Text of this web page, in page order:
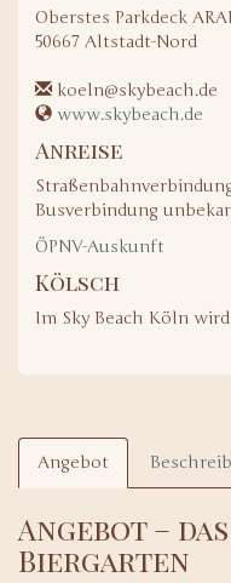
Oberstes Parkdeck
50667 Altstadt-Nord
koeln@skybeach.de
www.skybeach.de
Anreise
Busverbindung
ÖPNV-Auskunft
Kölsch
Im Sky Beach Köln
Angebot
Angebot –
Biergarten